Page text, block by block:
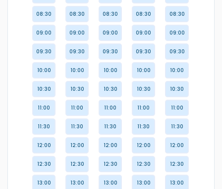
08:30
09:00
09:30
10:00
10:30
11:00
11:30
12:00
12:30
13:00
08:30
09:00
09:30
10:00
10:30
11:00
11:30
12:00
12:30
13:00
08:30
09:00
09:30
10:00
10:30
11:00
11:30
12:00
12:30
13:00
08:30
09:00
09:30
10:00
10:30
11:00
11:30
12:00
12:30
13:00
08:30
09:00
09:30
10:00
10:30
11:00
11:30
12:00
12:30
13:00